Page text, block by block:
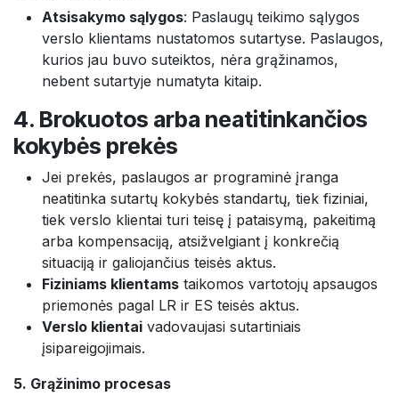
Atsisakymo sąlygos: Paslaugų teikimo sąlygos
verslo klientams nustatomos sutartyse. Paslaugos,
kurios jau buvo suteiktos, nėra grąžinamos,
nebent sutartyje numatyta kitaip.
4. Brokuotos arba neatitinkančios
kokybės prekės
Jei prekės, paslaugos ar programinė įranga
neatitinka sutartų kokybės standartų, tiek fiziniai,
tiek verslo klientai turi teisę į pataisymą, pakeitimą
arba kompensaciją, atsižvelgiant į konkrečią
situaciją ir galiojančius teisės aktus.
Fiziniams klientams taikomos vartotojų apsaugos
priemonės pagal LR ir ES teisės aktus.
Verslo klientai vadovaujasi sutartiniais
įsipareigojimais.
5. Grąžinimo procesas